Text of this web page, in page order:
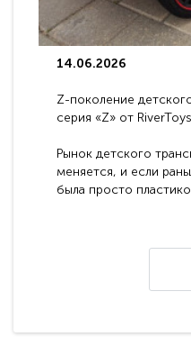
14.06.2026
Z-поколение
серия «Z» от
Рынок детского
меняется, и если
была просто